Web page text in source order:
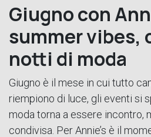
Giugno con
summer vibes,
notti di moda
Giugno è il mese in cui tutto
riempiono di luce, gli eventi si
moda torna a essere incontro,
condivisa. Per Annie’s è il